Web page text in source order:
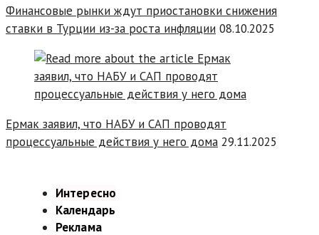
Финансовые рынки ждут приостановки снижения
ставки в Турции из-за роста инфляции 08.10.2025
Ермак заявил, что НАБУ и САП проводят
процессуальные действия у него дома 29.11.2025
Интересно
Календарь
Реклама